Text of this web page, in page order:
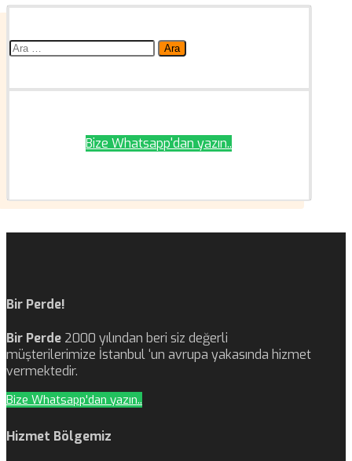
Arama:
Bize Whatsapp'dan yazın..
Bir Perde!
Bir Perde 2000 yılından beri siz değerli
müşterilerimize İstanbul ‘un avrupa yakasında hizmet
vermektedir.
Bize Whatsapp'dan yazın..
Hizmet Bölgemiz